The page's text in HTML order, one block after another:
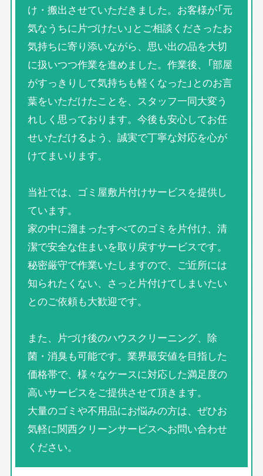
け・搬出させていただきました。お客様が「元
気なうちに片づけたい」とご相談くださったお
気持ちに寄り添いながら、思い出の品を大切
に扱いつつ作業を進めました。作業後、「部屋
がすっきりして気持ちも軽くなった」とのお言
葉をいただけたことを、スタッフ一同大変う
れしく思っております。今後も安心してお任
せいただけるよう、誠実で丁寧な対応を心が
けてまいります。
当社では、ゴミ屋敷片付けサービスを提供し
ています。
家の中に溜まったすべてのゴミを片付け、清
潔で安全な住まいを取り戻すサービスです。
秘密厳守で作業いたしますので、ご近所には
知られたくない、さっと片付けてしまいたい
とのご依頼も大歓迎です。
また、片づけ後のハウスクリーニング、除
菌・消臭も可能です。業界最安値を目指した
価格帯で、様々なケースに対応した満足度の
高いサービスをご提供させて頂きます。
大量のゴミや不用品にお悩みの方は、ぜひお
気軽に関西クリーンサービスへお問い合わせ
ください。